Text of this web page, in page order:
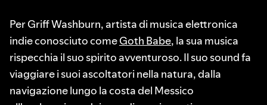
Per Griff Washburn, artista di musica elettronica
indie conosciuto comeGoth Babe, la sua musica
rispecchia il suo spirito avventuroso. Il suo sound fa
viaggiare i suoi ascoltatori nella natura, dalla
navigazione lungo la costa del Messico